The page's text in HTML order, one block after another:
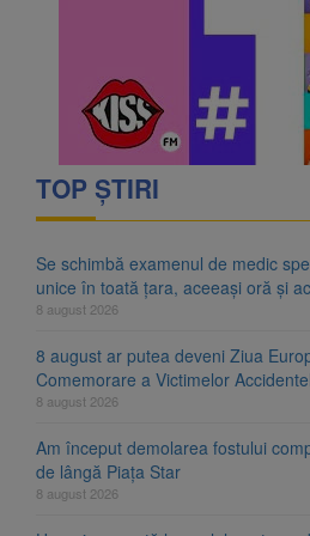
TOP ȘTIRI
Se schimbă examenul de medic
unice în toată țara, aceeași oră și
8 august 2026
8 august ar putea deveni Ziua
Comemorare a Victimelor
8 august 2026
Am început demolarea fostului
de lângă Piața Star
8 august 2026